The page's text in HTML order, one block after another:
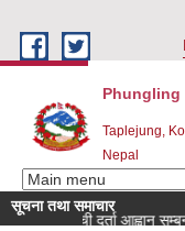
Taplejung,
Nepal
सूचना तथा समाचार
सूची दर्ता आह्वान सम्बन्धी